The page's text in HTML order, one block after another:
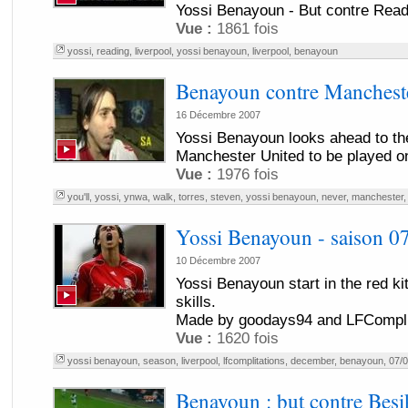
Yossi Benayoun - But contre
Vue : 1861 fois
yossi, reading, liverpool, yossi benayoun, liverpool, benayoun
Benayoun contre
16 Décembre 2007
Yossi Benayoun looks ahead to
Manchester United to be played
Vue : 1976 fois
you'll, yossi, ynwa, walk torres steven, yossi benayoun, never, manchester,
Yossi Benayoun - saison
10 Décembre 2007
Yossi Benayoun start in the red
skills.
Made by goodays94 and
Vue : 1620 fois
yossi benayoun, season, liverpool, lfcomplitations december, benayoun, 07/
Benayoun : but contre